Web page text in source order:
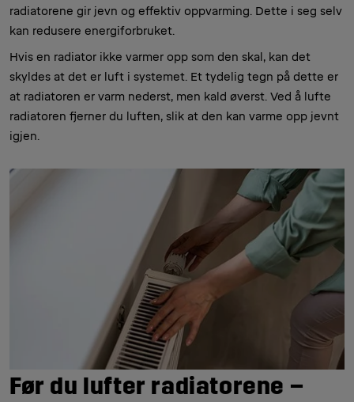
radiatorene gir jevn og effektiv oppvarming. Dette i seg selv
kan redusere energiforbruket.
Hvis en radiator ikke varmer opp som den skal, kan det
skyldes at det er luft i systemet. Et tydelig tegn på dette er
at radiatoren er varm nederst, men kald øverst. Ved å lufte
radiatoren fjerner du luften, slik at den kan varme opp jevnt
igjen.
Før du lufter radiatorene –